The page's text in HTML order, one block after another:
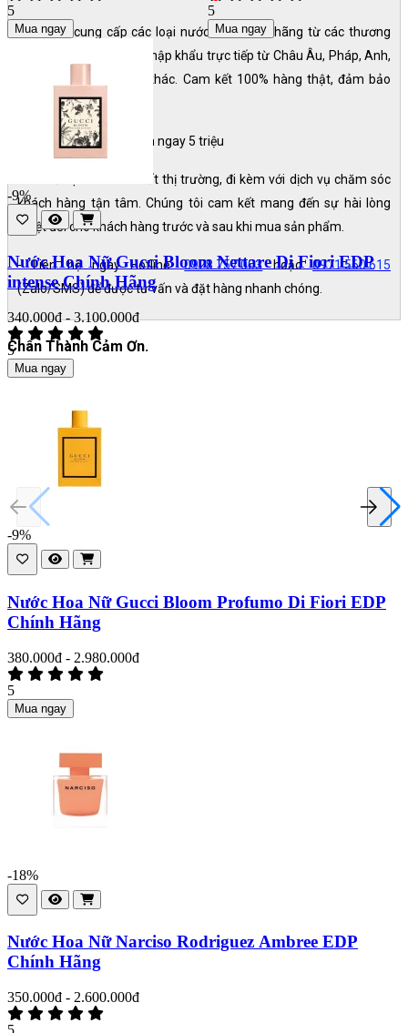
- Chuyên cung cấp các loại nước hoa chính hãng từ các thương
hiệu nổi tiếng thế giới, nhập khẩu trực tiếp từ Châu Âu, Pháp, Anh,
Mỹ và nhiều quốc gia khác. Cam kết 100% hàng thật, đảm bảo
chất lượng và uy tín.
- Nếu phát hiện fake đền ngay 5 triệu
- Giá cả cạnh tranh nhất thị trường, đi kèm với dịch vụ chăm sóc
khách hàng tận tâm. Chúng tôi cam kết mang đến sự hài lòng
tuyệt đối cho khách hàng trước và sau khi mua sản phẩm.
- Liên hệ ngay Hotline:0928.757.003hoặc0971.560.615
(Zalo/SMS) để được tư vấn và đặt hàng nhanh chóng.
Chân Thành Cảm Ơn.
5
Mua ngay
5
Mua ngay
-9%
Nước Hoa Nữ Gucci Bloom Nettare Di Fiori EDP
intense Chính Hãng
340.000đ - 3.100.000đ
5
Mua ngay
-9%
Nước Hoa Nữ Gucci Bloom Profumo Di Fiori EDP
Chính Hãng
380.000đ - 2.980.000đ
5
Mua ngay
-18%
Nước Hoa Nữ Narciso Rodriguez Ambree EDP
Chính Hãng
350.000đ - 2.600.000đ
5